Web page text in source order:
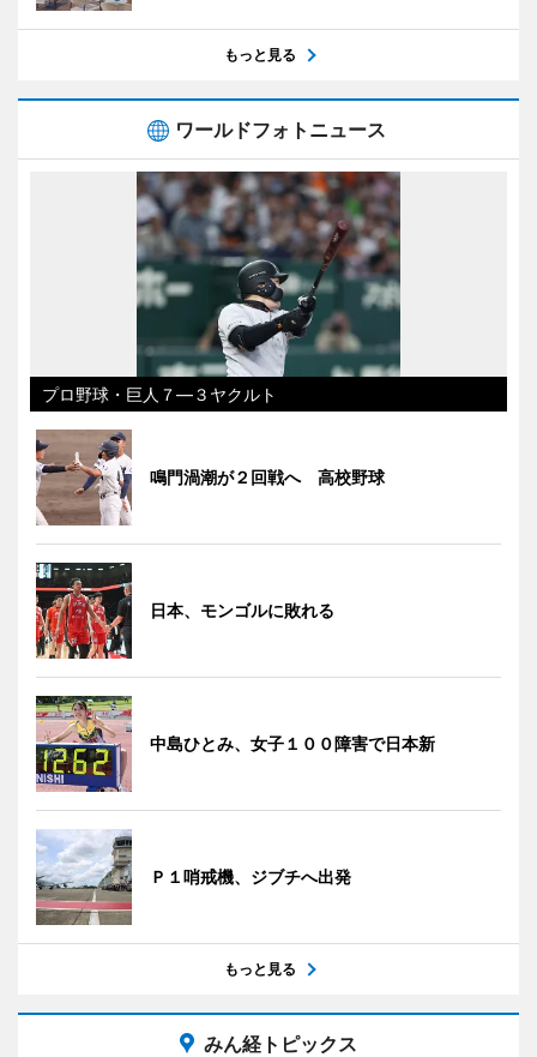
もっと見る
ワールドフォトニュース
プロ野球・巨人７―３ヤクルト
鳴門渦潮が２回戦へ 高校野球
日本、モンゴルに敗れる
中島ひとみ、女子１００障害で日本新
Ｐ１哨戒機、ジブチへ出発
もっと見る
みん経トピックス